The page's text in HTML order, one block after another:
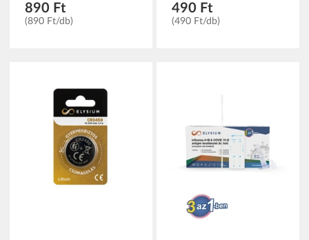
890 Ft
(890 Ft/db)
490 Ft
(490 Ft/db)